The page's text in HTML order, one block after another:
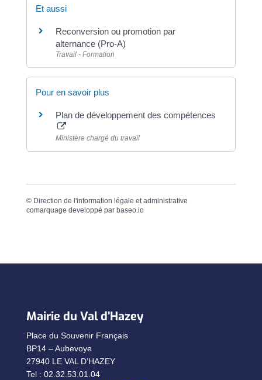
Et aussi
Reconversion ou promotion par
alternance (Pro-A)
Travail - Formation
Pour en savoir plus
Plan de développement des compétences
Ministère chargé du travail
© Direction de l'information légale et administrative
comarquage developpé par baseo.io
Mairie du Val d’Hazey
Place du Souvenir Français
BP14 – Aubevoye
27940 LE VAL D’HAZEY
Tel : 02.32.53.01.04